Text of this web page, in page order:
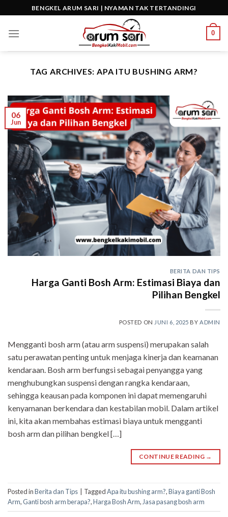
to
content
BENGKEL ARUM SARI | NYAMAN TAK TERTANDINGI
0
TAG ARCHIVES:APA ITU BUSHING ARM?
06
Jun
BERITA DAN TIPS
Harga Ganti Bosh Arm: Estimasi Biaya dan
Pilihan Bengkel
POSTED ON JUNI 6, 2025 BYADMIN
Mengganti bosh arm (atau arm suspensi) merupakan salah
satu perawatan penting untuk menjaga kinerja dan keamanan
kendaraan. Bosh arm berfungsi sebagai penyangga yang
menghubungkan suspensi dengan rangka kendaraan,
sehingga keausan pada komponen ini dapat memengaruhi
kenyamanan berkendara dan kestabilan mobil. Dalam artikel
ini, kita akan membahas estimasi biaya untuk mengganti
bosh arm dan pilihan bengkel […]
CONTINUE READING →
Posted inBerita dan Tips TaggedApa itu bushing arm?,Biaya ganti Bosh
Arm,Ganti bosh arm berapa?,Harga Bosh Arm,Jasa pasang bosh arm